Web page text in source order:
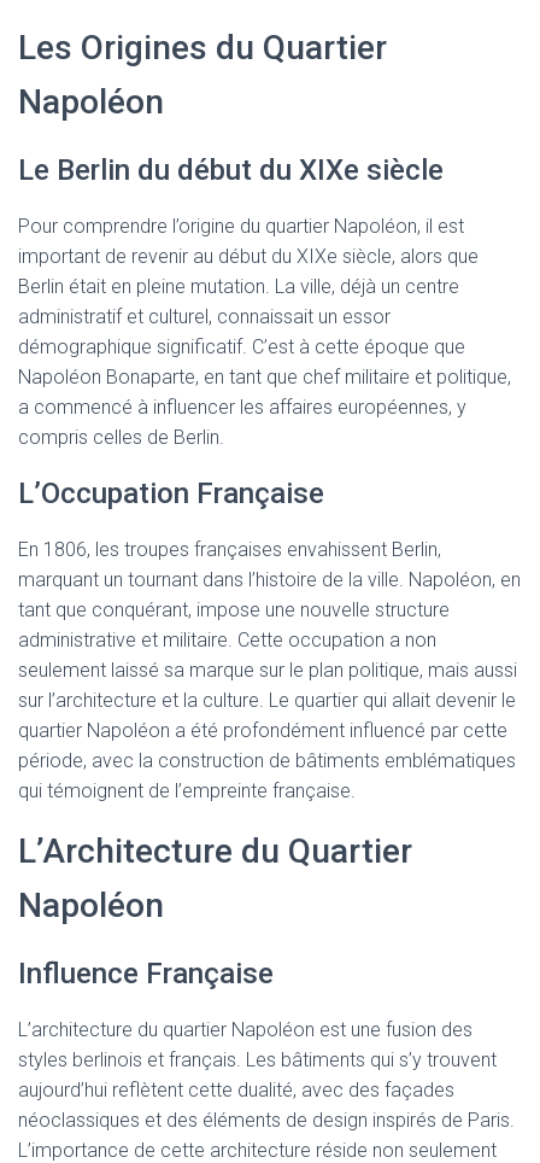
Les Origines du Quartier
Napoléon
Le Berlin du début du XIXe siècle
Pour comprendre l’origine du quartier Napoléon, il est
important de revenir au début du XIXe siècle, alors que
Berlin était en pleine mutation. La ville, déjà un centre
administratif et culturel, connaissait un essor
démographique significatif. C’est à cette époque que
Napoléon Bonaparte, en tant que chef militaire et politique,
a commencé à influencer les affaires européennes, y
compris celles de Berlin.
L’Occupation Française
En 1806, les troupes françaises envahissent Berlin,
marquant un tournant dans l’histoire de la ville. Napoléon, en
tant que conquérant, impose une nouvelle structure
administrative et militaire. Cette occupation a non
seulement laissé sa marque sur le plan politique, mais aussi
sur l’architecture et la culture. Le quartier qui allait devenir le
quartier Napoléon a été profondément influencé par cette
période, avec la construction de bâtiments emblématiques
qui témoignent de l’empreinte française.
L’Architecture du Quartier
Napoléon
Influence Française
L’architecture du quartier Napoléon est une fusion des
styles berlinois et français. Les bâtiments qui s’y trouvent
aujourd’hui reflètent cette dualité, avec des façades
néoclassiques et des éléments de design inspirés de Paris.
L’importance de cette architecture réside non seulement